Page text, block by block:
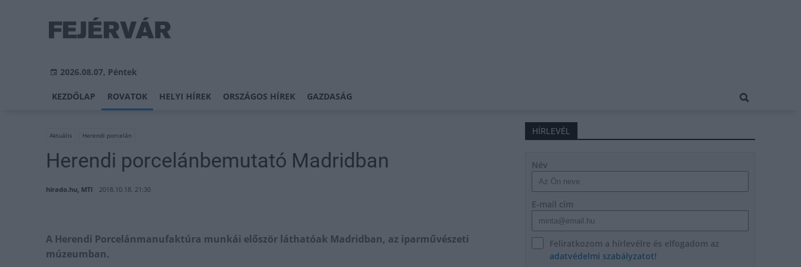
2026.08.07, Péntek
KEZDŐLAP ROVATOK HELYI HÍREK ORSZÁGOS HÍREK GAZDASÁG
Aktuális Herendi porcelán
Herendi porcelánbemutató Madridban
hirado.hu, MTI 2018.10.18. 21:30
A Herendi Porcelánmanufaktúra munkái először láthatóak Madridban, az iparművészeti
múzeumban.
HÍRLEVÉL
Név
E-mail cím
Feliratkozom a hírlevélre és elfogadom az
adatvédelmi szabályzatot!